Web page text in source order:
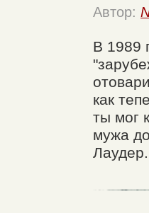
Автор:
В 1989
как
ты мог
мужа